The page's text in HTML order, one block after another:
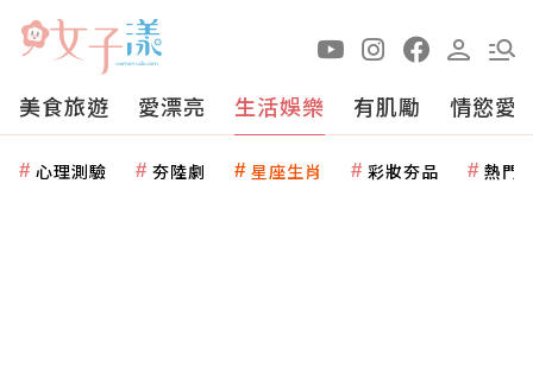
美食旅遊 愛漂亮 生活娛樂 有肌勵 情慾愛
心理測驗 夯陸劇 星座生肖 彩妝夯品 熱門